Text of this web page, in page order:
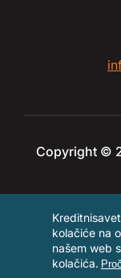
Copyright ©
kolačiće na
našem web
kolačića.